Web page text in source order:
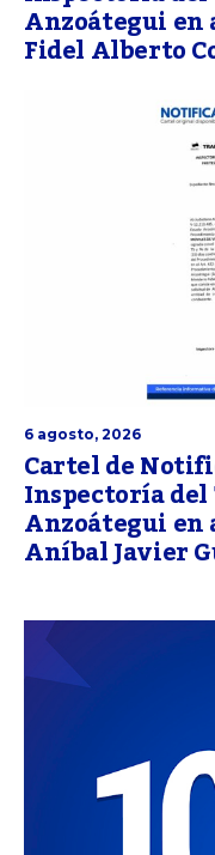
Anzoátegui en
Fidel Alberto
6 agosto, 2026
Cartel de
Inspectoría del
Anzoátegui en
Aníbal Javier